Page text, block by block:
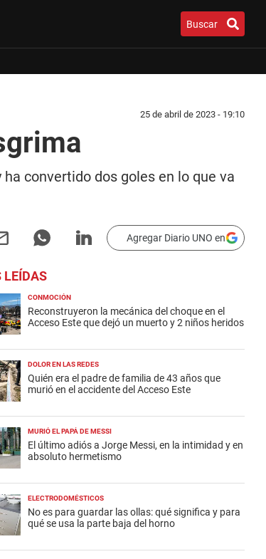
Buscar
25 de abril de 2023 - 19:10
convertido dos goles en lo que va
Agregar Diario UNO en
LEÍDAS
CONMOCIÓN
Reconstruyeron la mecánica del choque en el
Acceso Este que dejó un muerto y 2 niños heridos
DOLOR EN LAS REDES
Quién era el padre de familia de 43 años que
murió en el accidente del Acceso Este
MURIÓ EL PAPÁ DE MESSI
El último adiós a Jorge Messi, en la intimidad y en
absoluto hermetismo
ELECTRODOMÉSTICOS
No es para guardar las ollas: qué significa y para
qué se usa la parte baja del horno